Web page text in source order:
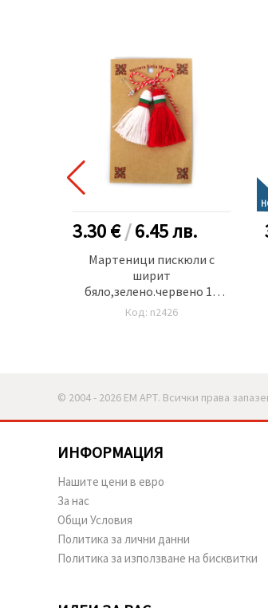
3.30 €/6.45лв.
Мартеници пискюли с
ширит
бяло,зелено.червено 10
броя
Код: n2426
© 2004 - 2026 ЕМ АРТ. Всички права
ИНФОРМАЦИЯ
Нашите цени в евро
За нас
Общи Условия
Политика за лични данни
Политика за използване на бисквитки